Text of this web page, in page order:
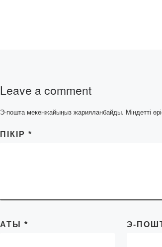
Leave a comment
Э-пошта мекенжайыңыз жарияланбайды. Міндетті
ПІКІР *
АТЫ * Э-